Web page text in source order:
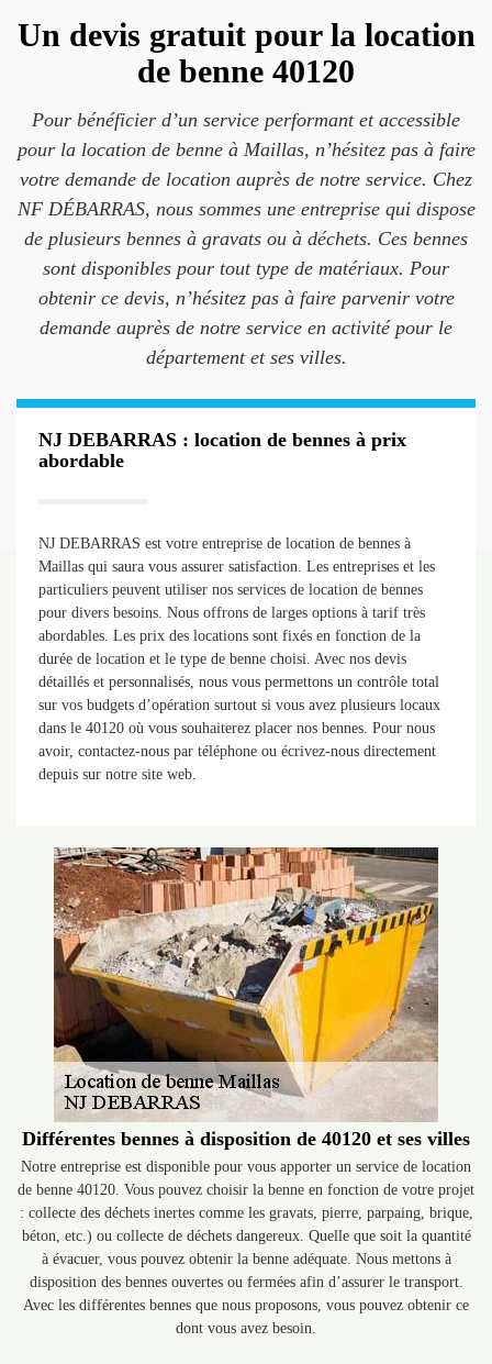
Un devis gratuit pour la location
de benne 40120
Pour bénéficier d’un service performant et accessible
pour la location de benne à Maillas, n’hésitez pas à faire
votre demande de location auprès de notre service. Chez
NF DÉBARRAS, nous sommes une entreprise qui dispose
de plusieurs bennes à gravats ou à déchets. Ces bennes
sont disponibles pour tout type de matériaux. Pour
obtenir ce devis, n’hésitez pas à faire parvenir votre
demande auprès de notre service en activité pour le
département et ses villes.
NJ DEBARRAS : location de bennes à prix
abordable
NJ DEBARRAS est votre entreprise de location de bennes à
Maillas qui saura vous assurer satisfaction. Les entreprises et les
particuliers peuvent utiliser nos services de location de bennes
pour divers besoins. Nous offrons de larges options à tarif très
abordables. Les prix des locations sont fixés en fonction de la
durée de location et le type de benne choisi. Avec nos devis
détaillés et personnalisés, nous vous permettons un contrôle total
sur vos budgets d’opération surtout si vous avez plusieurs locaux
dans le 40120 où vous souhaiterez placer nos bennes. Pour nous
avoir, contactez-nous par téléphone ou écrivez-nous directement
depuis sur notre site web.
Différentes bennes à disposition de 40120 et ses villes
Notre entreprise est disponible pour vous apporter un service de location
de benne 40120. Vous pouvez choisir la benne en fonction de votre projet
: collecte des déchets inertes comme les gravats, pierre, parpaing, brique,
béton, etc.) ou collecte de déchets dangereux. Quelle que soit la quantité
à évacuer, vous pouvez obtenir la benne adéquate. Nous mettons à
disposition des bennes ouvertes ou fermées afin d’assurer le transport.
Avec les différentes bennes que nous proposons, vous pouvez obtenir ce
dont vous avez besoin.